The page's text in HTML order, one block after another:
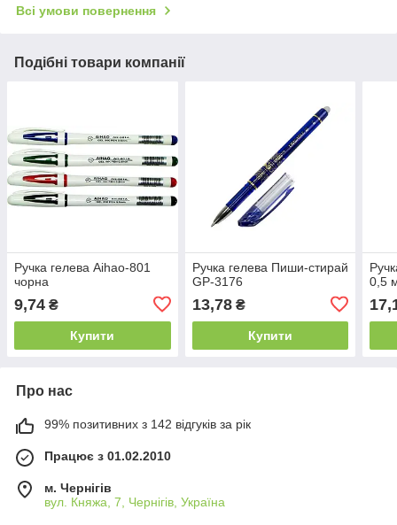
Всі умови повернення
Подібні товари компанії
Ручка гелева Aihao-801
чорна
9,74 ₴
Купити
Ручка гелева Пиши-стирай
GP-3176
13,78₴
Купити
0,5
Про нас
99% позитивних з 142 відгуків за рік
Працює з 01.02.2010
м. Чернігів
вул. Княжа, 7, Чернігів, Україна